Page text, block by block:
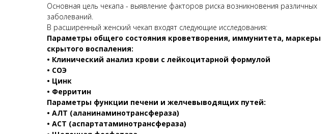
Основная цель чекапа - выявление факторов риска возникновения различных
заболеваний.
В расширенный женский чекап входят следующие исследования:
Параметры общего состояния кроветворения, иммунитета, маркеры
скрытого воспаления:
• Клинический анализ крови с лейкоцитарной формулой
• СОЭ
• Цинк
• Ферритин
Параметры функции печени и желчевыводящих путей:
• АЛТ (аланинаминотрансфераза)
• АСТ (аспартатаминотрансфераза)